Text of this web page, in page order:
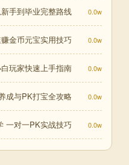
手到毕业完整路线 0.0w
金币元宝实用技巧 0.0w
玩家快速上手指南 0.0w
成与PK打宝全攻略 0.0w
一对一PK实战技巧 0.0w